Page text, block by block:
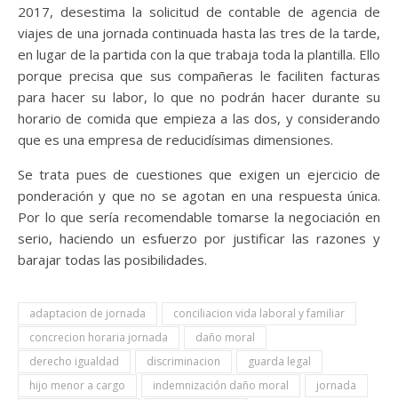
2017, desestima la solicitud de contable de agencia de
viajes de una jornada continuada hasta las tres de la tarde,
en lugar de la partida con la que trabaja toda la plantilla. Ello
porque precisa que sus compañeras le faciliten facturas
para hacer su labor, lo que no podrán hacer durante su
horario de comida que empieza a las dos, y considerando
que es una empresa de reducidísimas dimensiones.
Se trata pues de cuestiones que exigen un ejercicio de
ponderación y que no se agotan en una respuesta única.
Por lo que sería recomendable tomarse la negociación en
serio, haciendo un esfuerzo por justificar las razones y
barajar todas las posibilidades.
adaptacion de jornada
conciliacion vida laboral y familiar
concrecion horaria jornada
daño moral
derecho igualdad
discriminacion
guarda legal
hijo menor a cargo
indemnización daño moral
jornada